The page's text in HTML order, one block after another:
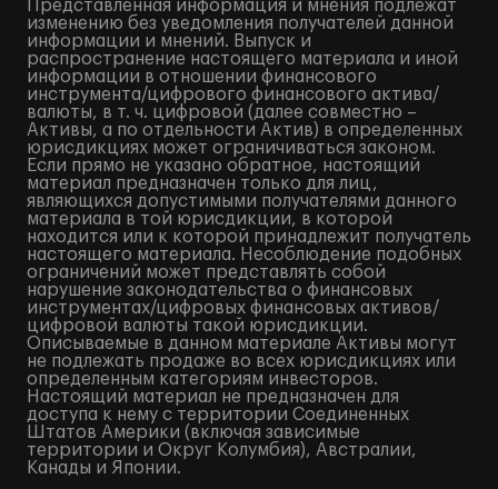
Представленная информация и мнения подлежат
изменению без уведомления получателей данной
информации и мнений. Выпуск и
распространение настоящего материала и иной
информации в отношении финансового
инструмента/цифрового финансового актива/
валюты, в т. ч. цифровой (далее совместно –
Активы, а по отдельности Актив) в определенных
юрисдикциях может ограничиваться законом.
Если прямо не указано обратное, настоящий
материал предназначен только для лиц,
являющихся допустимыми получателями данного
материала в той юрисдикции, в которой
находится или к которой принадлежит получатель
настоящего материала. Несоблюдение подобных
ограничений может представлять собой
нарушение законодательства о финансовых
инструментах/цифровых финансовых активов/
цифровой валюты такой юрисдикции.
Описываемые в данном материале Активы могут
не подлежать продаже во всех юрисдикциях или
определенным категориям инвесторов.
Настоящий материал не предназначен для
доступа к нему с территории Соединенных
Штатов Америки (включая зависимые
территории и Округ Колумбия), Австралии,
Канады и Японии.